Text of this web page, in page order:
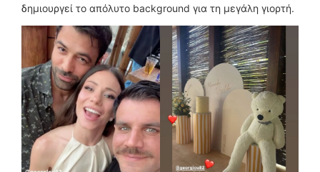
δημιουργεί το απόλυτο background για τη μεγάλη γιορτή.